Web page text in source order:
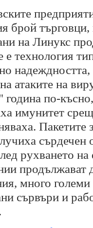
брой
на Линукс
е технология
атаките на
година по-
имунитет
Пакетите
рухването
продължават
много
сървъри и